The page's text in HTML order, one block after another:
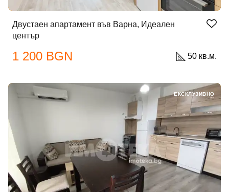
Двустаен апартамент във Варна, Идеален
център
1 200 BGN 50 кв.м.
ЕКСКЛУЗИВНО